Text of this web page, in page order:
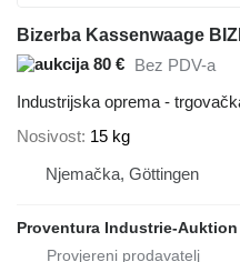
Bizerba Kassenwaage
80 € Bez PDV-a
Industrijska oprema -
Nosivost 15 kg
Njemačka, Göttingen
Proventura Industrie-Auktion